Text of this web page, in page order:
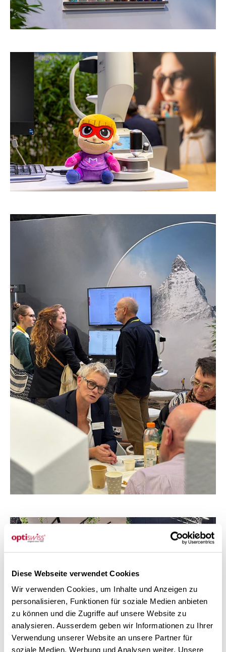
Diese Webseite verwendet Cookies
Wir verwenden Cookies, um Inhalte und Anzeigen zu
personalisieren, Funktionen für soziale Medien anbieten
zu können und die Zugriffe auf unsere Website zu
analysieren. Ausserdem geben wir Informationen zu Ihrer
Verwendung unserer Website an unsere Partner für
soziale Medien, Werbung und Analysen weiter. Unsere